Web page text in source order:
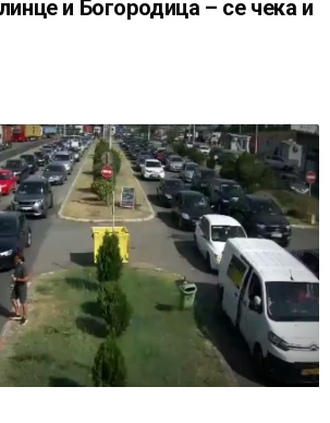
и Богородица – се чека и